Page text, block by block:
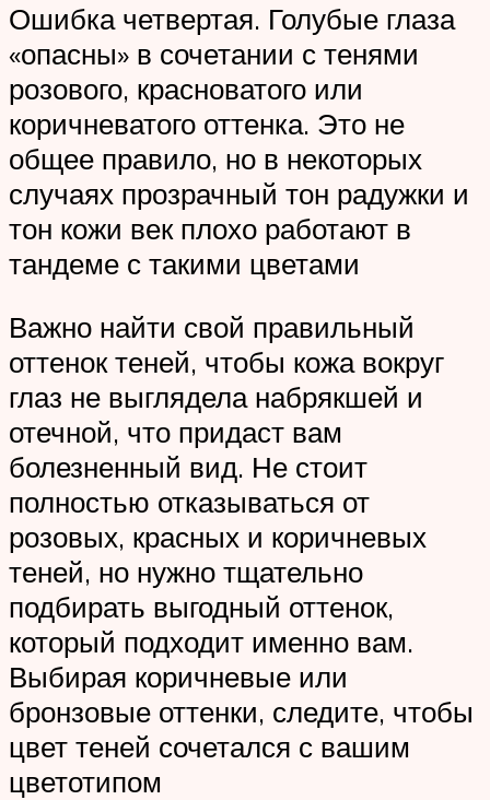
Ошибка четвертая. Голубые глаза
«опасны» в сочетании с тенями
розового, красноватого или
коричневатого оттенка. Это не
общее правило, но в некоторых
случаях прозрачный тон радужки и
тон кожи век плохо работают в
тандеме с такими цветами
Важно найти свой правильный
оттенок теней, чтобы кожа вокруг
глаз не выглядела набрякшей и
отечной, что придаст вам
болезненный вид. Не стоит
полностью отказываться от
розовых, красных и коричневых
теней, но нужно тщательно
подбирать выгодный оттенок,
который подходит именно вам.
Выбирая коричневые или
бронзовые оттенки, следите, чтобы
цвет теней сочетался с вашим
цветотипом